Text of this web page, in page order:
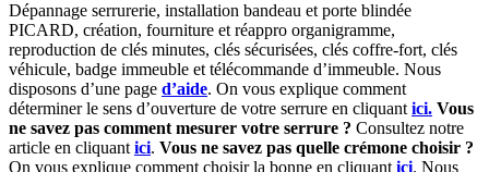
Dépannage serrurerie, installation bandeau et porte blindée
PICARD, création, fourniture et réappro organigramme,
reproduction de clés minutes, clés sécurisées, clés coffre-fort, clés
véhicule, badge immeuble et télécommande d’immeuble. Nous
disposons d’une page d’aide. On vous explique comment
déterminer le sens d’ouverture de votre serrure en cliquant ici. Vous
ne savez pas comment mesurer votre serrure ? Consultez notre
article en cliquant ici. Vous ne savez pas quelle crémone choisir ?
On vous explique comment choisir la bonne en cliquant ici. Nous